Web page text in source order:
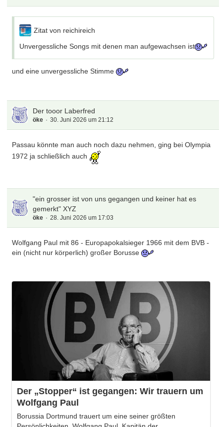
Zitat von reichireich
Unvergessliche Songs mit denen man aufgewachsen ist
und eine unvergessliche Stimme
Der tooor Laberfred
öke 30. Juni 2026 um 21:12
Passau könnte man auch noch dazu nehmen, ging bei Olympia
1972 ja schließlich auch
"ein grosser ist von uns gegangen und keiner hat es
gemerkt" XYZ
öke 28. Juni 2026 um 17:03
Wolfgang Paul mit 86 - Europapokalsieger 1966 mit dem BVB -
ein (nicht nur körperlich) großer Borusse
Der „Stopper“ ist gegangen: Wir trauern um
Wolfgang Paul
Borussia Dortmund trauert um eine seiner größten